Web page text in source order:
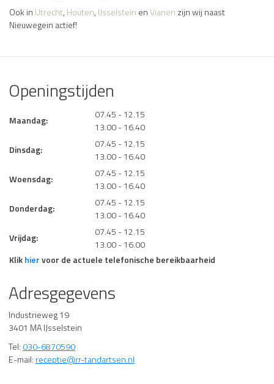
Ook in Utrecht, Houten, IJsselstein enVianen zijn wij naast
Nieuwegein actief!
Openingstijden
Maandag:
07.45 - 12.15
13.00 - 16.40
Dinsdag:
07.45 - 12.15
13.00 - 16.40
Woensdag:
07.45 - 12.15
13.00 - 16.40
Donderdag:
07.45 - 12.15
13.00 - 16.40
Vrijdag:
07.45 - 12.15
13.00 - 16.00
Klikhiervoor de actuele telefonische bereikbaarheid
Adresgegevens
Industrieweg 19
3401 MA IJsselstein
Tel: 030-6870590
E-mail: receptie@rr-tandartsen.nl